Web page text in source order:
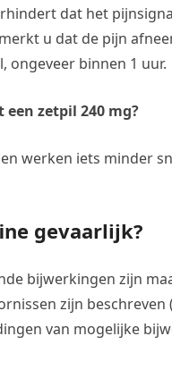
dat het
u dat de pijn
ongeveer binnen 1 uur.
zetpil 240 mg?
werken iets minder
gevaarlijk?
bijwerkingen zijn
zijn beschreven
van mogelijke